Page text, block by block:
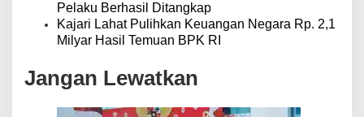
Pelaku Berhasil Ditangkap
Kajari Lahat Pulihkan Keuangan Negara Rp. 2,1
Milyar Hasil Temuan BPK RI
Jangan Lewatkan